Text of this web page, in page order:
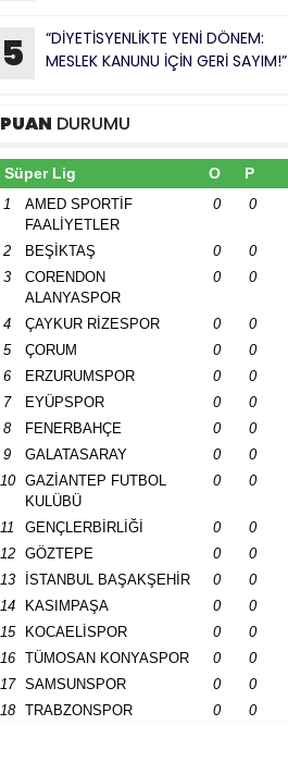
5
“DİYETİSYENLİKTE YENİ DÖNEM:
MESLEK KANUNU İÇİN GERİ SAYIM!”
PUAN DURUMU
Süper Lig O P
1
AMED SPORTİF
FAALİYETLER
0 0
2 BEŞİKTAŞ 0
0
3
CORENDON
ALANYASPOR
0 0
4 ÇAYKUR RİZESPOR 0
0
5
ÇORUM 0
0
6
ERZURUMSPOR 0
0
7
EYÜPSPOR 0
0
8
FENERBAHÇE 0
0
9
GALATASARAY 0
0
10
GAZİANTEP FUTBOL
KULÜBÜ
0 0
11 GENÇLERBİRLİĞİ 0
0
12
GÖZTEPE 0
0
13
İSTANBUL BAŞAKŞEHİR 0
0
14
KASIMPAŞA 0
0
15
KOCAELİSPOR 0
0
16
TÜMOSAN KONYASPOR 0
0
17
SAMSUNSPOR 0
0
18
TRABZONSPOR 0 0